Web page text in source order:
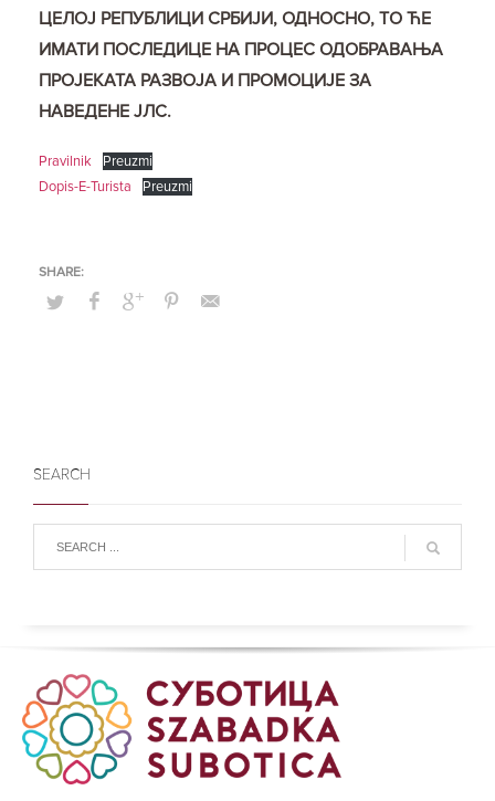
ЦЕЛОЈ РЕПУБЛИЦИ СРБИЈИ, ОДНОСНО, ТО ЋЕ
ИМАТИ ПОСЛЕДИЦЕ НА ПРОЦЕС ОДОБРАВАЊА
ПРОЈЕКАТА РАЗВОЈА И ПРОМОЦИЈЕ ЗА
НАВЕДЕНЕ ЈЛС.
Pravilnik
Preuzmi
Dopis-E-Turista
Preuzmi
SEARCH